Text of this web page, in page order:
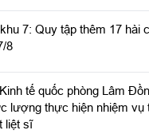
7: Quy tập thêm 17 hài
8
tế quốc phòng Lâm
lượng thực hiện nhiệm vụ
liệt sĩ